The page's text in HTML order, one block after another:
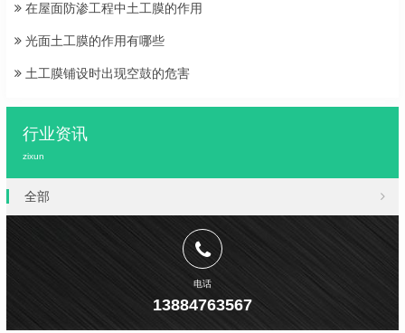
在屋面防渗工程中土工膜的作用
光面土工膜的作用有哪些
土工膜铺设时出现空鼓的危害
行业资讯
zixun
全部
电话
13884763567